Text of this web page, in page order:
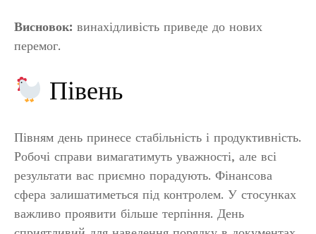
Висновок: винахідливість приведе до нових
перемог.
Півень
Півням день принесе стабільність і продуктивність.
Робочі справи вимагатимуть уважності, але всі
результати вас приємно порадують. Фінансова
сфера залишатиметься під контролем. У стосунках
важливо проявити більше терпіння. День